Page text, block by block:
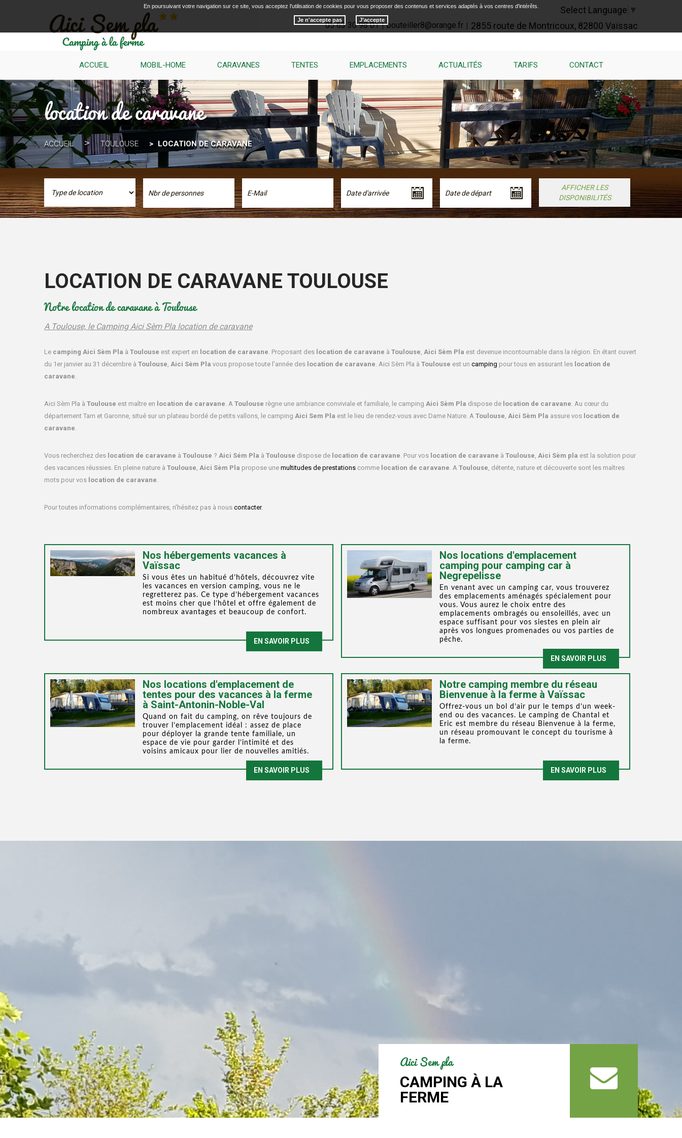
Select Language ▼
05 63 30 98 01 bouteiller8@orange.fr 2855 route de Montricoux, 82800 Vaïssac
ACCUEIL MOBIL-HOME CARAVANES TENTES EMPLACEMENTS ACTUALITÉS TARIFS CONTACT
location de caravane
ACCUEIL TOULOUSE LOCATION DE CARAVANE
LOCATION DE CARAVANE TOULOUSE
Notre location de caravane à Toulouse
A Toulouse, le Camping Aici Sèm Pla location de caravane
Le camping Aici Sèm Pla à Toulouse est expert en location de caravane . Proposant des location de caravane à Toulouse Aici Sèm Pla est devenue incontournable dans la région. En étant ouvert
du 1er janvier au 31 décembre à Toulouse Aici Sèm Pla vous propose toute l'année des location de caravane . Aici Sèm Pla à Toulouse est un camping pour tous en assurant les location de
caravane
Aici Sèm Pla à Toulouse est maître en location de caravane . A Toulouse règne une ambiance conviviale et familiale, le camping Aici Sèm Pla dispose de location de caravane . Au cœur du
département Tarn et Garonne, situé sur un plateau bordé de petits vallons, le camping Aici Sem Pla est le lieu de rendez-vous avec Dame Nature. A Toulouse Aici Sèm Pla assure vos location de
caravane
Vous recherchez des location de caravane à Toulouse ? Aici Sém Pla à Toulouse dispose de location de caravane . Pour vos location de caravane à Toulouse Aici Sèm pla est la solution pour
des vacances réussies. En pleine nature à Toulouse Aici Sèm Pla propose une multitudes de prestations comme location de caravane . A Toulouse , détente, nature et découverte sont les maîtres
mots pour vos location de caravane
Pour toutes informations complémentaires, n'hésitez pas à nous contacter.
Nos hébergements vacances à
Vaïssac
Si vous êtes un habitué d’hôtels, découvrez vite
les vacances en version camping, vous ne le
regretterez pas. Ce type d’hébergement vacances
est moins cher que l’hôtel et offre également de
nombreux avantages et beaucoup de confort.
EN SAVOIR PLUS
Nos locations d'emplacement
camping pour camping car à
Negrepelisse
En venant avec un camping car, vous trouverez
des emplacements aménagés spécialement pour
vous. Vous aurez le choix entre des
emplacements ombragés ou ensoleillés, avec un
espace suffisant pour vos siestes en plein air
après vos longues promenades ou vos parties de
pêche.
EN SAVOIR PLUS
Nos locations d'emplacement de
tentes pour des vacances à la ferme
à Saint-Antonin-Noble-Val
Quand on fait du camping, on rêve toujours de
trouver l’emplacement idéal : assez de place
pour déployer la grande tente familiale, un
espace de vie pour garder l’intimité et des
voisins amicaux pour lier de nouvelles amitiés.
EN SAVOIR PLUS
Notre camping membre du réseau
Bienvenue à la ferme à Vaïssac
Offrez-vous un bol d’air pur le temps d’un week-
end ou des vacances. Le camping de Chantal et
Eric est membre du réseau Bienvenue à la ferme,
un réseau promouvant le concept du tourisme à
la ferme.
EN SAVOIR PLUS
Aici Sem pla
CAMPING À LA
FERME
En poursuivant votre navigation sur ce site, vous acceptez l'utilisation de cookies pour vous proposer des contenus et services adaptés à vos centres d'intérêts.
Je n'accepte pas